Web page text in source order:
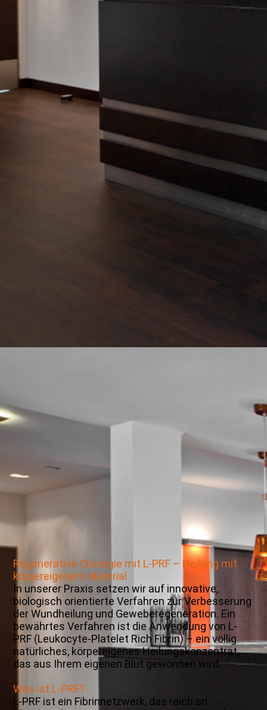
Regenerative Chirurgie mit L-PRF – Heilung mit
körpereigenem Material
In unserer Praxis setzen wir auf innovative,
biologisch orientierte Verfahren zur Verbesserung
der Wundheilung und Geweberegeneration. Ein
bewährtes Verfahren ist die Anwendung von L-
PRF (Leukocyte-Platelet Rich Fibrin) – ein völlig
natürliches, körpereigenes Heilungskonzentrat,
das aus Ihrem eigenen Blut gewonnen wird.
Was ist L-PRF?
L-PRF ist ein Fibrinnetzwerk, das reich an